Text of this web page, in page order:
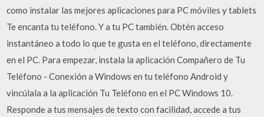
como instalar las mejores aplicaciones para PC móviles y tablets
Te encanta tu teléfono. Y a tu PC también. Obtén acceso
instantáneo a todo lo que te gusta en el teléfono, directamente
en el PC. Para empezar, instala la aplicación Compañero de Tu
Teléfono - Conexión a Windows en tu teléfono Android y
vincúlala a la aplicación Tu Teléfono en el PC Windows 10.
Responde a tus mensajes de texto con facilidad, accede a tus